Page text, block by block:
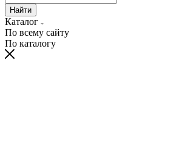
Найти
Каталог
По всему сайту
По каталогу